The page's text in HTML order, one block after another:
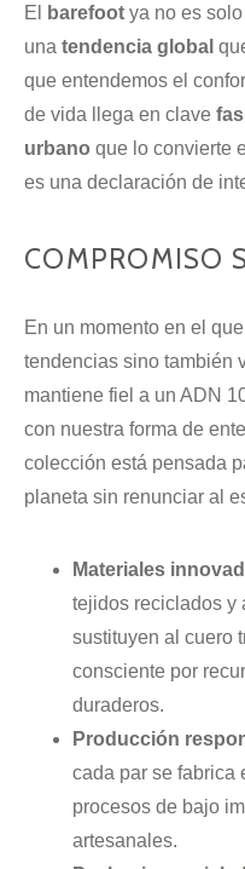
El barefoot ya no es
una tendencia global
que entendemos el
de vida llega en clave
urbano que lo convierte
es una declaración de
COMPROMISO
En un momento en el
tendencias sino también
mantiene fiel a un ADN
con nuestra forma de
colección está pensada
planeta sin renunciar al
Materiales
tejidos reciclados y
sustituyen al cuero
consciente por
duraderos.
Producción
cada par se fabrica
procesos de bajo
artesanales.